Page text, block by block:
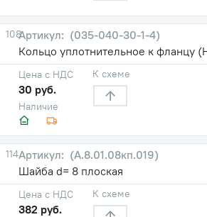
108
(035-040-30-1-4)
Кольцо уплотнительное к фланцу
Наличие
Цена с НДС
30 руб.
К схеме
114
(А.8.01.08кп.019)
Шайба d= 8 плоская
Цена с НДС
382 руб.
К схеме